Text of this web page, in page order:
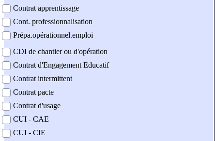
Contrat apprentissage
Cont. professionnalisation
Prépa.opérationnel.emploi
CDI de chantier ou d'opération
Contrat d'Engagement Educatif
Contrat intermittent
Contrat pacte
Contrat d'usage
CUI - CAE
CUI - CIE